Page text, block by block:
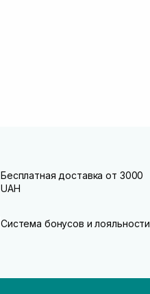
Бесплатная доставка от 3000
UAH
Система бонусов и лояльности